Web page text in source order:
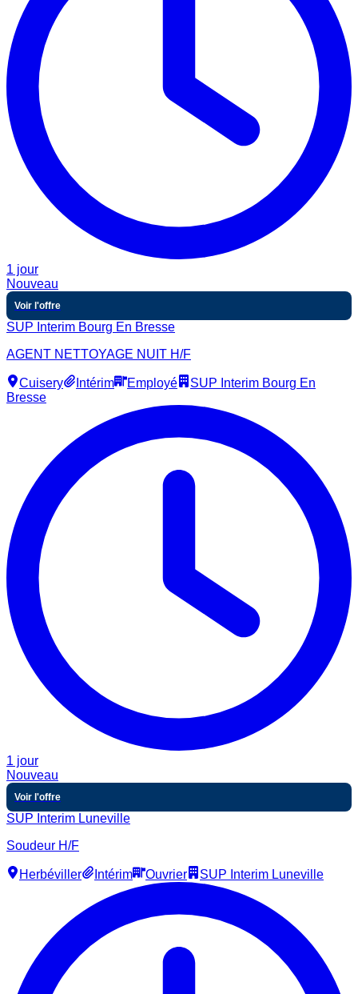
1 jour
Nouveau
Voir l'offre
SUP Interim Bourg En Bresse
AGENT NETTOYAGE NUIT H/F
Cuisery Intérim Employé
SUP Interim Bourg En
Bresse
1 jour
Nouveau
Voir l'offre
SUP Interim Luneville
Soudeur H/F
Herbéviller Intérim Ouvrier SUP Interim Luneville